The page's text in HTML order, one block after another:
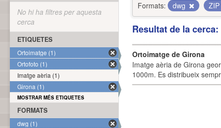
Formats:
dwg ZIP
Resultat de la
Ortoimatge de Girona
Imatge aèria de Girona
1000m. Es distribueix
No hi ha filtres per aquesta
cerca
ETIQUETES
Ortoimatge (1)
Ortofoto (1)
Imatge aèria (1)
Girona (1)
MOSTRAR MÉS ETIQUETES
FORMATS
dwg (1)